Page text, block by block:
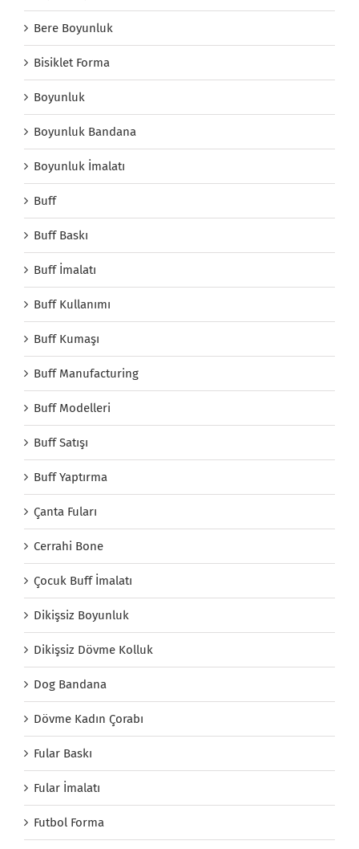
Bere Boyunluk
Bisiklet Forma
Boyunluk
Boyunluk Bandana
Boyunluk İmalatı
Buff
Buff Baskı
Buff İmalatı
Buff Kullanımı
Buff Kumaşı
Buff Manufacturing
Buff Modelleri
Buff Satışı
Buff Yaptırma
Çanta Fuları
Cerrahi Bone
Çocuk Buff İmalatı
Dikişsiz Boyunluk
Dikişsiz Dövme Kolluk
Dog Bandana
Dövme Kadın Çorabı
Fular Baskı
Fular İmalatı
Futbol Forma